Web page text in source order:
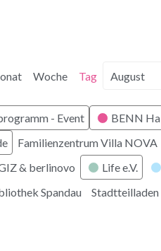
Woche Tag
Monat
Tag
Jahr
- Event BENN
Familienzentrum Villa NOVA
& berlinovo
Life e.V.
Spandau
Stadtteilladen